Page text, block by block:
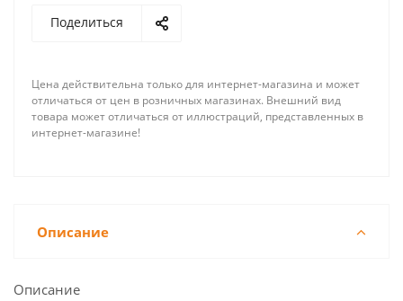
Поделиться
Цена действительна только для интернет-магазина и может
отличаться от цен в розничных магазинах. Внешний вид
товара может отличаться от иллюстраций, представленных в
интернет-магазине!
Описание
Описание